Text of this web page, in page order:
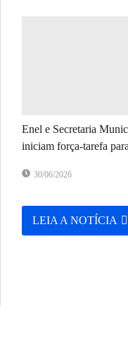
Enel e Secretaria
iniciam força-tarefa
30/06/2026
LEIA A NOTÍCIA